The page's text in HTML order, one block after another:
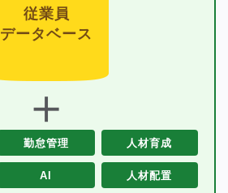
従業員
データベース
＋
勤怠管理 人材育成
AI 人材配置